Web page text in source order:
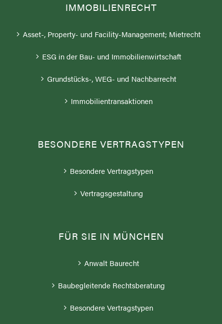
IMMOBILIENRECHT
Asset-, Property- und Facility-Management; Mietrecht
ESG in der Bau- und Immobilienwirtschaft
Grundstücks-, WEG- und Nachbarrecht
Immobilientransaktionen
BESONDERE VERTRAGSTYPEN
Besondere Vertragstypen
Vertragsgestaltung
FÜR SIE IN MÜNCHEN
Anwalt Baurecht
Baubegleitende Rechtsberatung
Besondere Vertragstypen